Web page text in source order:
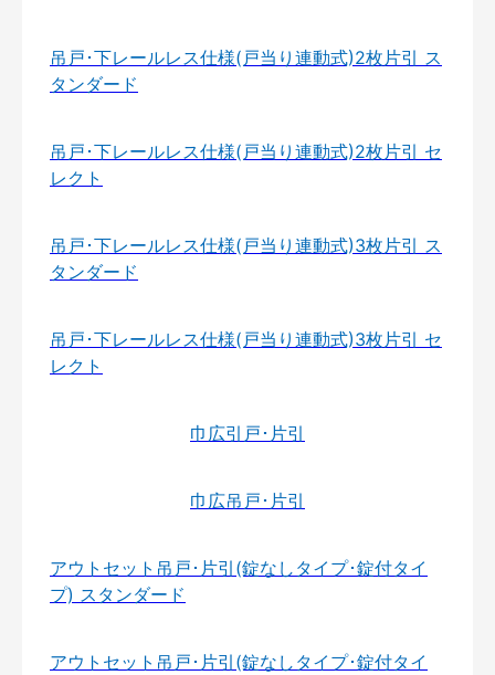
吊戸･下レールレス仕様(戸当り連動式)2枚片引 ス
タンダード
吊戸･下レールレス仕様(戸当り連動式)2枚片引 セ
レクト
吊戸･下レールレス仕様(戸当り連動式)3枚片引 ス
タンダード
吊戸･下レールレス仕様(戸当り連動式)3枚片引 セ
レクト
巾広引戸･片引
巾広吊戸･片引
アウトセット吊戸･片引(錠なしタイプ･錠付タイ
プ) スタンダード
アウトセット吊戸･片引(錠なしタイプ･錠付タイ